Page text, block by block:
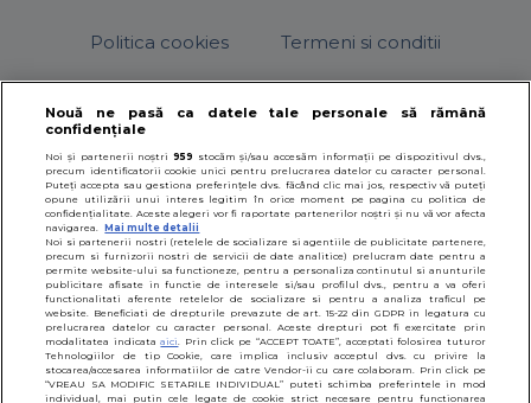
Politica cookies Termeni si conditii
© 2026SfatulParintilor.ro
Nouă ne pasă ca datele tale personale să rămână
confidențiale
Noi și partenerii noștri959 stocăm și/sau accesăm informații pe dispozitivul dvs.,
precum identificatorii cookie unici pentru prelucrarea datelor cu caracter personal.
Puteți accepta sau gestiona preferințele dvs. făcând clic mai jos, respectiv vă puteți
opune utilizării unui interes legitim în orice moment pe pagina cu politica de
confidențialitate. Aceste alegeri vor fi raportate partenerilor noștri și nu vă vor afecta
navigarea. Mai multe detalii
Noi si partenerii nostri (retelele de socializare si agentiile de publicitate partenere,
precum si furnizorii nostri de servicii de date analitice) prelucram date pentru a
permite website-ului sa functioneze, pentru a personaliza continutul si anunturile
publicitare afisate in functie de interesele si/sau profilul dvs., pentru a va oferi
functionalitati aferente retelelor de socializare si pentru a analiza traficul pe
website. Beneficiati de drepturile prevazute de art. 15-22 din GDPR in legatura cu
prelucrarea datelor cu caracter personal. Aceste drepturi pot fi exercitate prin
modalitatea indicataaici. Prin click pe “ACCEPT TOATE”, acceptati folosirea tuturor
Tehnologiilor de tip Cookie, care implica inclusiv acceptul dvs. cu privire la
stocarea/accesarea informatiilor de catre Vendor-ii cu care colaboram. Prin click pe
“VREAU SA MODIFIC SETARILE INDIVIDUAL” puteti schimba preferintele in mod
individual, mai putin cele legate de cookie strict necesare pentru functionarea